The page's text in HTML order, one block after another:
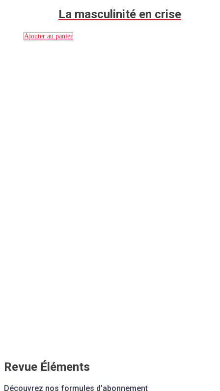
La masculinité en crise
Ajouter au panier
Revue Éléments
Découvrez nos formules d’abonnement